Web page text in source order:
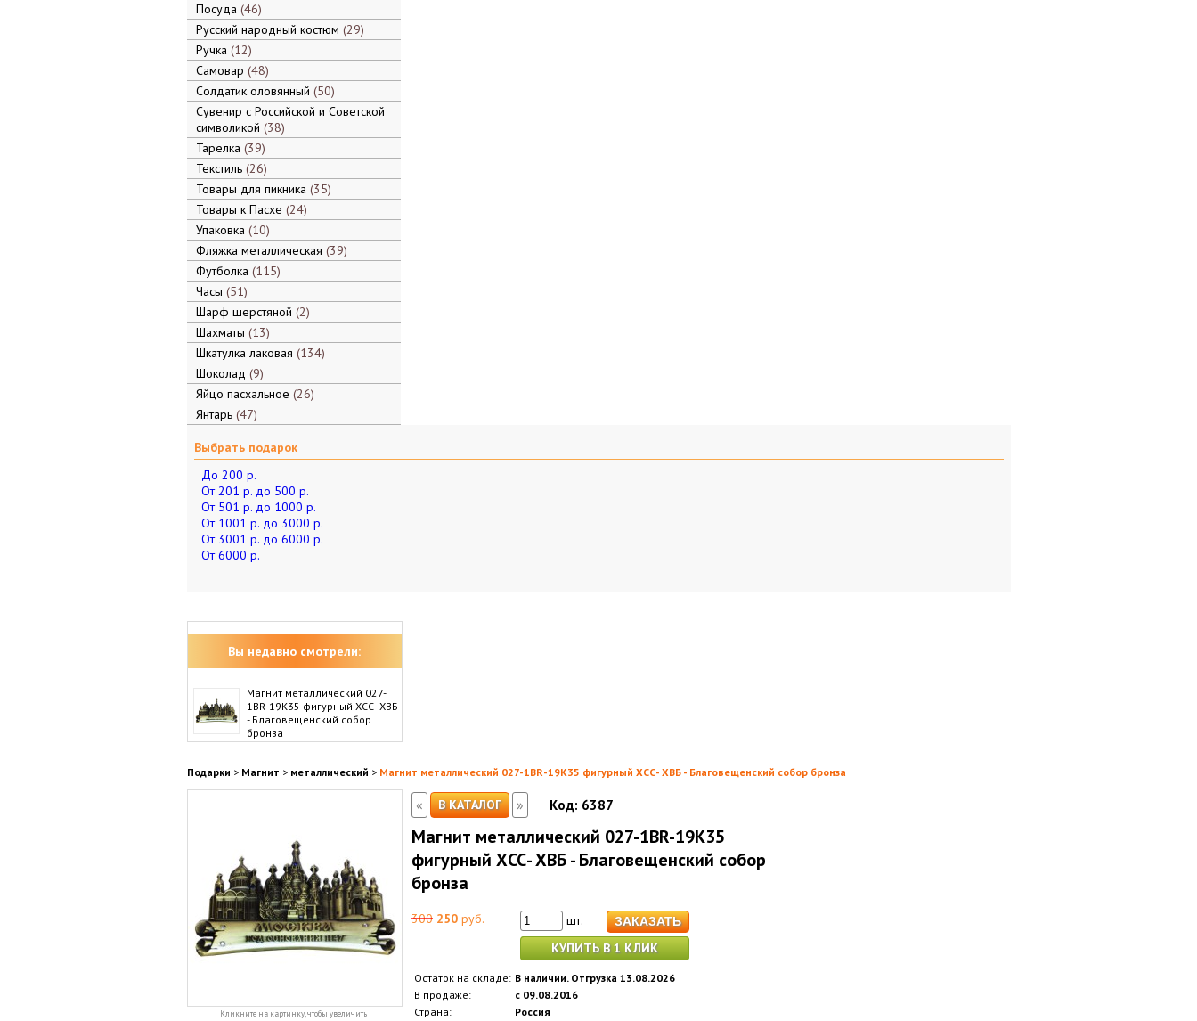
Посуда 46
Русский народный костюм 29
Ручка 12
Самовар 48
Солдатик оловянный 50
Сувенир с Российской и Советской
символикой 38
Тарелка 39
Текстиль 26
Товары для пикника 35
Товары к Пасхе 24
Упаковка 10
Фляжка металлическая 39
Футболка 115
Часы 51
Шарф шерстяной 2
Шахматы 13
Шкатулка лаковая 134
Шоколад 9
Яйцо пасхальное 26
Янтарь 47
Выбрать подарок
До 200 р.
От 201 р. до 500 р.
От 501 р. до 1000 р.
От 1001 р. до 3000 р.
От 3001 р. до 6000 р.
От 6000 р.
Вы недавно смотрели:
Магнит металлический 027-
1BR-19K35 фигурный ХСС- ХВБ
- Благовещенский собор
бронза
Подарки > Магнит > металлический > Магнит металлический 027-1BR-19K35 фигурный ХСС- ХВБ - Благовещенский собор бронза
Кликните на картинку, чтобы увеличить
« В КАТАЛОГ » Код: 6387
Магнит металлический 027-1BR-19K35
фигурный ХСС- ХВБ - Благовещенский собор
бронза
300 250руб.
шт.
КУПИТЬ В 1 КЛИК
Остаток на складе: В наличии. Отгрузка 13.08.2026
В продаже:
с 09.08.2016
Страна:
Россия